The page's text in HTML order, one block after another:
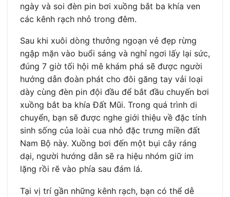
ngày và soi đèn pin bơi xuồng bắt ba khía ven
các kênh rạch nhỏ trong đêm.
Sau khi xuôi dòng thưởng ngoạn vẻ đẹp rừng
ngập mặn vào buổi sáng và nghỉ ngơi lấy lại sức,
đúng 7 giờ tối hội mê khám phá sẽ được người
hướng dẫn đoàn phát cho đôi găng tay vải loại
dày cùng đèn pin đội đầu để bắt đầu chuyến bơi
xuồng bắt ba khía Đất Mũi. Trong quá trình di
chuyển, bạn sẽ được nghe giới thiệu về đặc tính
sinh sống của loài cua nhỏ đặc trưng miền đất
Nam Bộ này. Xuồng bơi đến một bụi cây ráng
dại, người hướng dẫn sẽ ra hiệu nhóm giữ im
lặng rồi rẽ vào phía sau đám lá.
Tại vị trí gần những kênh rạch, bạn có thể dễ